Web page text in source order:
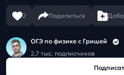
2 Поделиться
ОГЭ по физике с Гришей
2,7 тыс. подписчиков